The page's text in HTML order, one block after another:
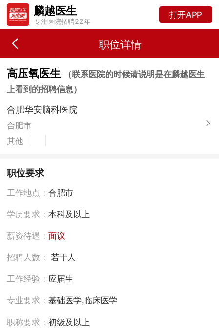
麟越医生
专注医院招聘22年
打开APP
职位详情
高压氧医生
（联系医院的时候请说明是在麟越医生
上看到的招聘信息）
合肥华安脑科医院
合肥市
其他
职位要求
工作地点：合肥市
学历要求：本科及以上
薪资待遇：面议
招聘人数：若干人
工作经验： 应届生
专业要求：基础医学,临床医学
职称要求：初级及以上